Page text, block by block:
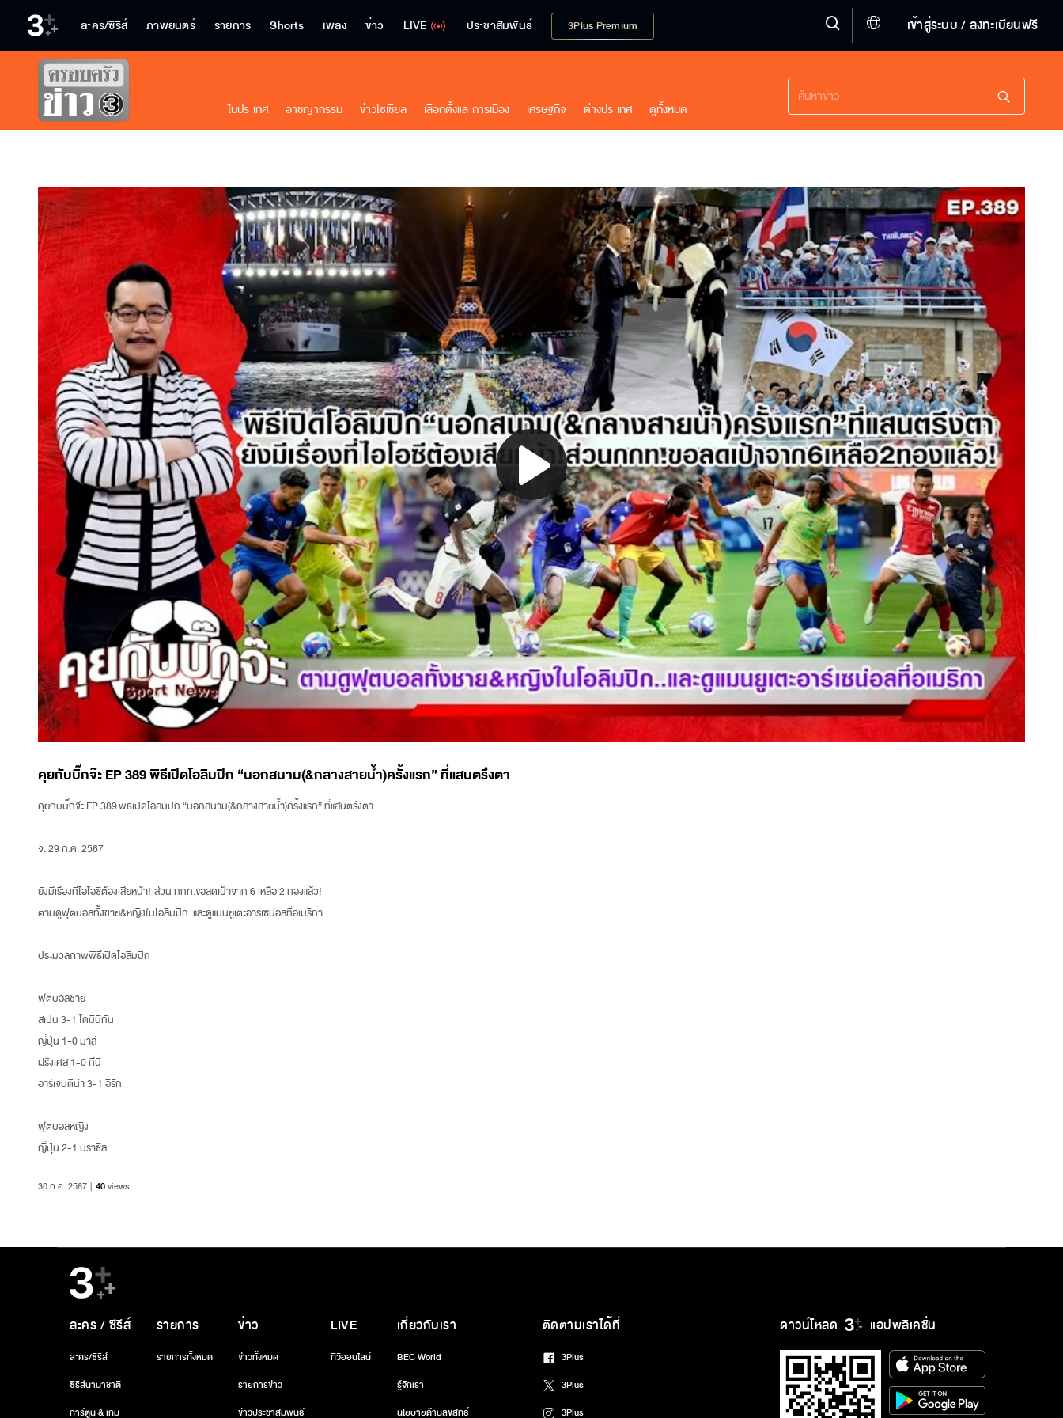
ละคร/ซีรีส์ ภาพยนตร์ รายการ Shorts เพลง ข่าว LIVE ประชาสัมพันธ์ 3Plus Premium เข้าสู่ระบบ / ลงทะเบียนฟรี
ในประเทศ อาชญากรรม ข่าวโซเชียล เลือกตั้งและการเมือง เศรษฐกิจ ต่างประเทศ ดูทั้งหมด
Play
Video
คุยกับบิ๊กจ๊ะ EP 389 พิธีเปิดโอลิมปิก “นอกสนาม(&กลางสายน้ำ)ครั้งแรก” ที่แสนตรึงตา
คุยกับบิ๊กจ๊ะ EP 389 พิธีเปิดโอลิมปิก “นอกสนาม(&กลางสายน้ำ)ครั้งแรก” ที่แสนตรึงตา
จ. 29 ก.ค. 2567
ยังมีเรื่องที่ไอโอซีต้องเสียหน้า! ส่วน กกท.ขอลดเป้าจาก 6 เหลือ 2 ทองแล้ว!
ตามดูฟุตบอลทั้งชาย&หญิงในโอลิมปิก..และดูแมนยูเตะอาร์เซน่อลที่อเมริกา
ประมวลภาพพิธีเปิดโอลิมปิก
ฟุตบอลชาย
สเปน 3-1 โดมินิกัน
ญี่ปุ่น 1-0 มาลี
ฝรั่งเศส 1-0 กีนี
อาร์เจนติน่า 3-1 อิรัก
ฟุตบอลหญิง
ญี่ปุ่น 2-1 บราซิล
30 ก.ค. 2567 40views
ดาวน์โหลด แอปพลิเคชั่น
ละคร / ซีรีส์
ละคร/ซีรีส์
ซีรีส์นานาชาติ
การ์ตูน & เกม
รายการ
รายการทั้งหมด
ข่าว
ข่าวทั้งหมด
รายการข่าว
ข่าวประชาสัมพันธ์
LIVE
ทีวีออนไลน์
เกี่ยวกับเรา
BEC World
รู้จักเรา
นโยบายด้านลิขสิทธิ์
ติดตามเราได้ที่
3Plus
3Plus
3Plus